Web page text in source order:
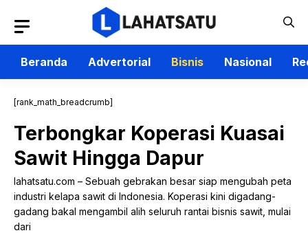
isi
Beranda
Advertorial Bisnis Nasional
[rank_math_breadcrumb]
Terbongkar Koperasi Kuasai
Sawit Hingga Dapur
lahatsatu.com – Sebuah gebrakan besar siap mengubah peta
industri kelapa sawit di Indonesia. Koperasi kini digadang-
gadang bakal mengambil alih seluruh rantai bisnis sawit, mulai
dari